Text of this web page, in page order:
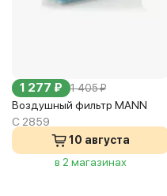
1 277 ₽ 1 405 ₽
Воздушный фильтр MANN
C 2859
10 августа
в 2 магазинах